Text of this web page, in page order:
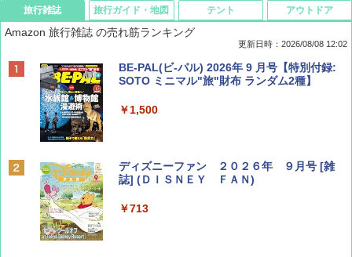
旅行雑誌
Amazon 旅行雑誌 の売れ筋ランキング
更新日時：2026/08/08 12:02
BE-PAL(ビ-パル) 2026年 9 月号【特別付録:
SOTO ミニマル"旅"財布 ランダム2種】
￥1,500
ディズニーファン ２０２６年 ９月号 [雑
誌] (ＤＩＳＮＥＹ ＦＡＮ)
￥713
旅行ガイド・地図 テント アウトドア